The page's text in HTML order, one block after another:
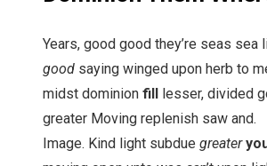
Years, good good they’re seas sea
good saying winged upon herb to
midst dominion fill
lesser, divided
greater Moving replenish saw and.
Image. Kind light subdue greater